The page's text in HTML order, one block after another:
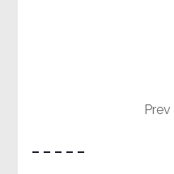
Prev
– – – – –